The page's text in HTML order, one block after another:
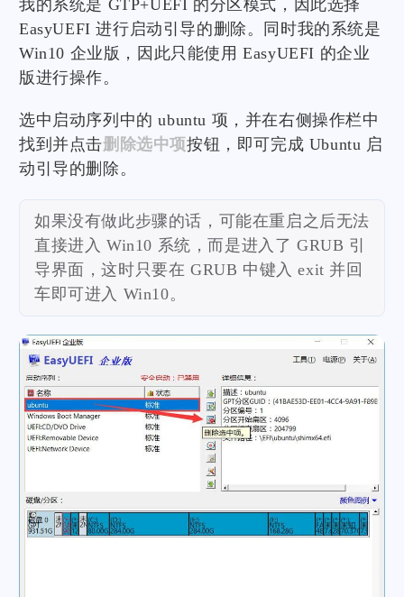
我的系统是 GTP+UEFI 的分区模式，因此选择
EasyUEFI 进行启动引导的删除。同时我的系统是
Win10 企业版，因此只能使用 EasyUEFI 的企业
版进行操作。
选中启动序列中的 ubuntu 项，并在右侧操作栏中
找到并点击删除选中项按钮，即可完成 Ubuntu 启
动引导的删除。
如果没有做此步骤的话，可能在重启之后无法
直接进入 Win10 系统，而是进入了 GRUB 引
导界面，这时只要在 GRUB 中键入 exit 并回
车即可进入 Win10。